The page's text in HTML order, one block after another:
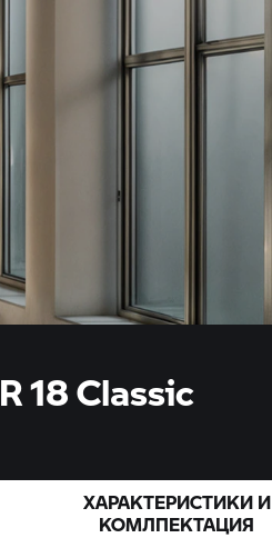
R 18 Classic
ХАРАКТЕРИСТИКИ И
КОМЛПЕКТАЦИЯ